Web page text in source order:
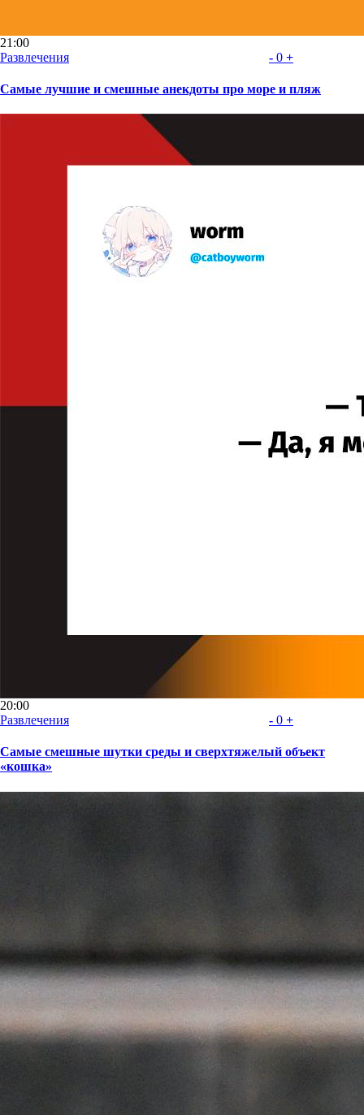
21:00
Развлечения
- 0 +
Самые лучшие и смешные анекдоты про море и пляж
20:00
Развлечения
- 0 +
Самые смешные шутки среды и сверхтяжелый объект
«кошка»